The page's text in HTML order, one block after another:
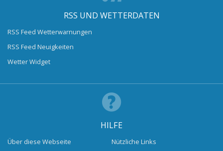
RSS UND WETTERDATEN
RSS Feed Wetterwarnungen
RSS Feed Neuigkeiten
Wetter Widget
HILFE
Über diese Webseite Nützliche Links